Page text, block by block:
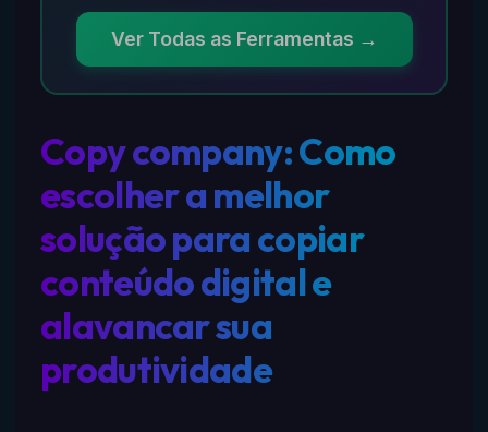
Ver Todas as Ferramentas →
Copy company: Como
escolher a melhor
solução para copiar
conteúdo digital e
alavancar sua
produtividade